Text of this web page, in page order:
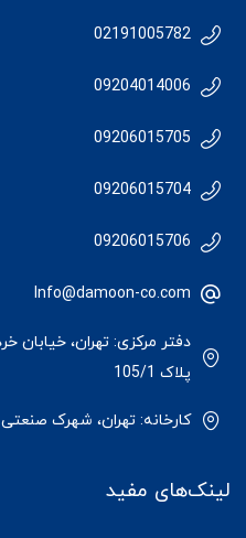
02191005782
09204014006
09206015705
09206015704
09206015706
Info@damoon-co.com
دفتر مرکزی: تهران، خیابان
پلاک 105/1
کارخانه: تهران، شهرک صنعتی
لینک‌های مفید